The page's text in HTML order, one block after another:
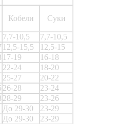
Кобели Суки
7,7-10,5
7,7-10,5
12,5-15,5
12,5-15
17-19
16-18
22-24
18-20
25-27
20-22
26-28
23-24
28-29
23-26
До 29-30
23-29
До 29-30
23-29